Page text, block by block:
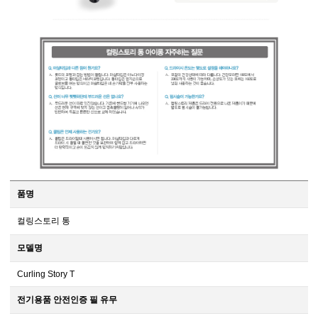
품명
컬링스토리 통
모델명
Curling Story T
전기용품 안전인증 필 유무